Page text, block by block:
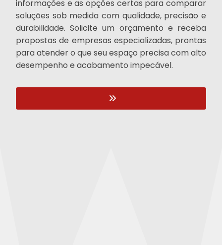
informações e as opções certas para comparar
soluções sob medida com qualidade, precisão e
durabilidade. Solicite um orçamento e receba
propostas de empresas especializadas, prontas
para atender o que seu espaço precisa com alto
desempenho e acabamento impecável.